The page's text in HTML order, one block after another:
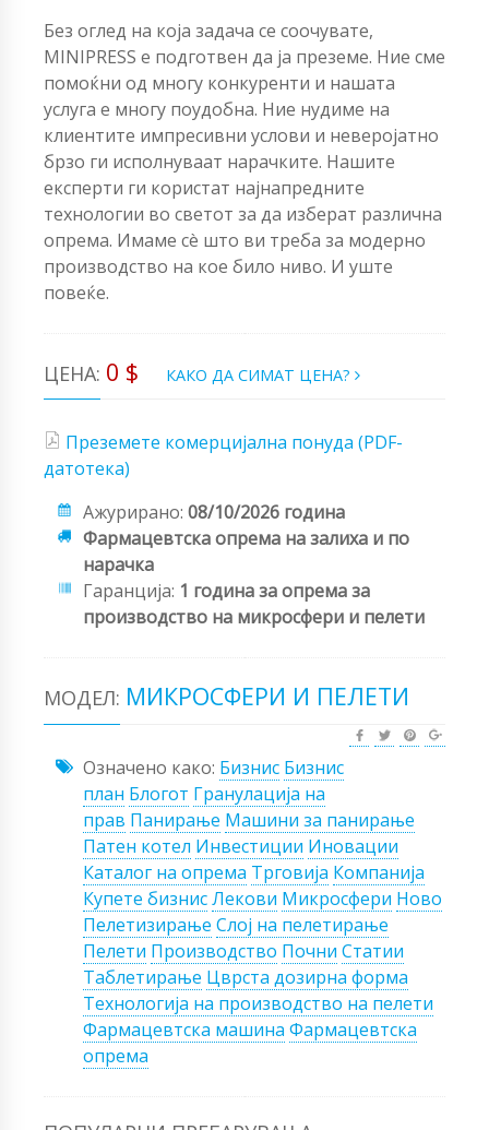
Без оглед на која задача се соочувате,
MINIPRESS е подготвен да ја преземе. Ние сме
помоќни од многу конкуренти и нашата
услуга е многу поудобна. Ние нудиме на
клиентите импресивни услови и неверојатно
брзо ги исполнуваат нарачките. Нашите
експерти ги користат најнапредните
технологии во светот за да изберат различна
опрема. Имаме сè што ви треба за модерно
производство на кое било ниво. И уште
повеќе.
ЦЕНА: 0 $ КАКО ДА СИМАТ ЦЕНА?
Преземете комерцијална понуда (PDF-
датотека)
Ажурирано: 08/10/2026 година
Фармацевтска опрема на залиха и по
нарачка
Гаранција: 1 година за опрема за
производство на микросфери и пелети
МОДЕЛ: МИКРОСФЕРИ И ПЕЛЕТИ
Означено како: Бизнис Бизнис
план Блогот Гранулација на
прав Панирање Машини за панирање
Патен котел Инвестиции Иновации
Каталог на опрема Трговија Компанија
Купете бизнисЛекови Микросфери Ново
Пелетизирање Слој на пелетирање
Пелети Производство Почни Статии
Таблетирање Цврста дозирна форма
Технологија на производство на пелети
Фармацевтска машина Фармацевтска
опрема